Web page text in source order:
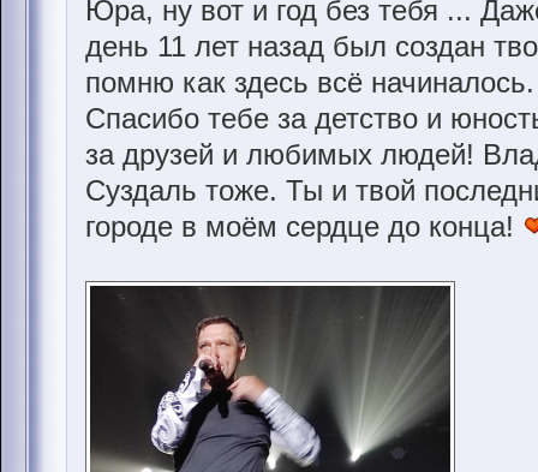
Юра, ну вот и год без тебя ...
день 11 лет назад был создан
помню как здесь всё
Спасибо тебе за детство и
за друзей и любимых людей!
Суздаль тоже. Ты и твой
городе в моём сердце до конца!